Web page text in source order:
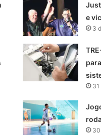
e
3